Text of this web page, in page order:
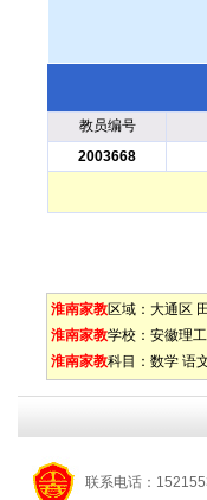
教员编号
2003668
淮南家教区域： 大通区
淮南家教学校： 安徽理
淮南家教科目： 数学 语
联系电话：